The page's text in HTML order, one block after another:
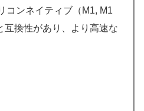
コンネイティブ（M1, M1
互換性があり、より高速な